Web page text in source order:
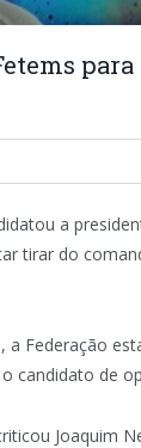
a
tirar do
Federação
candidato de
Joaquim